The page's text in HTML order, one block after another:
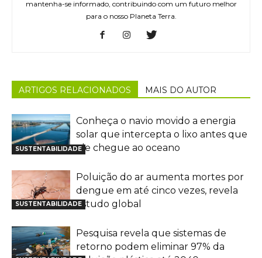
mantenha-se informado, contribuindo com um futuro melhor
para o nosso Planeta Terra.
ARTIGOS RELACIONADOS MAIS DO AUTOR
SUSTENTABILIDADE
Conheça o navio movido a energia
solar que intercepta o lixo antes que
ele chegue ao oceano
SUSTENTABILIDADE
Poluição do ar aumenta mortes por
dengue em até cinco vezes, revela
estudo global
Pesquisa revela que sistemas de
retorno podem eliminar 97% da